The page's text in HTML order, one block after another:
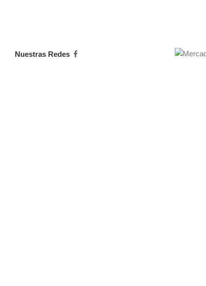
Nuestras Redes